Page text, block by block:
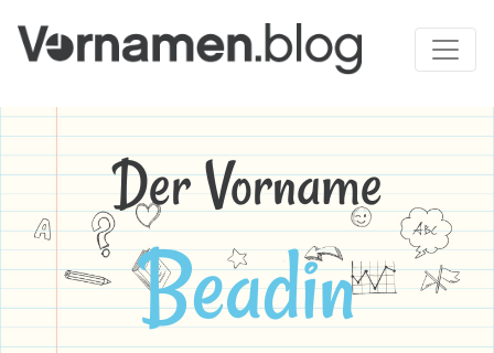
Der Vorname
Beadin